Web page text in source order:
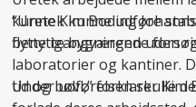
kunne Kim Boding
benytte bygningen uden
“Uretek kunne udføre
flytte igangværende
laboratorier og kantiner.
tid og bøvl,” forklarer Kim
Under udførelsen skulle